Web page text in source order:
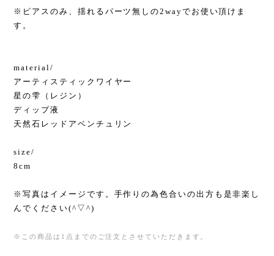
※ピアスのみ、揺れるパーツ無しの2wayでお使い頂けま
す。
material/
アーティスティックワイヤー
星の雫（レジン）
ディップ液
天然石レッドアベンチュリン
size/
8cm
※写真はイメージです。手作りの為色合いの出方も是非楽し
んでください(^▽^)
※この商品は1点までのご注文とさせていただきます。